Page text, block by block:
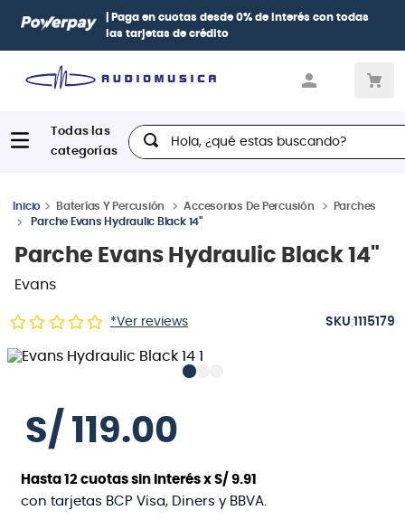
| Paga en cuotasdesde 0% de interéscon todas
las tarjetas de crédito
Hola, ¿qué estas buscando?
Baterías Y Percusión Accesorios De Percusión
Parches
Parche Evans Hydraulic Black 14"
Parche Evans Hydraulic Black 14"
Evans
*Ver reviews :1115179
S/ 119.00
Hasta12 cuotas sin interés xS/ 9.91
con tarjetas BCP Visa, Diners y BBVA.